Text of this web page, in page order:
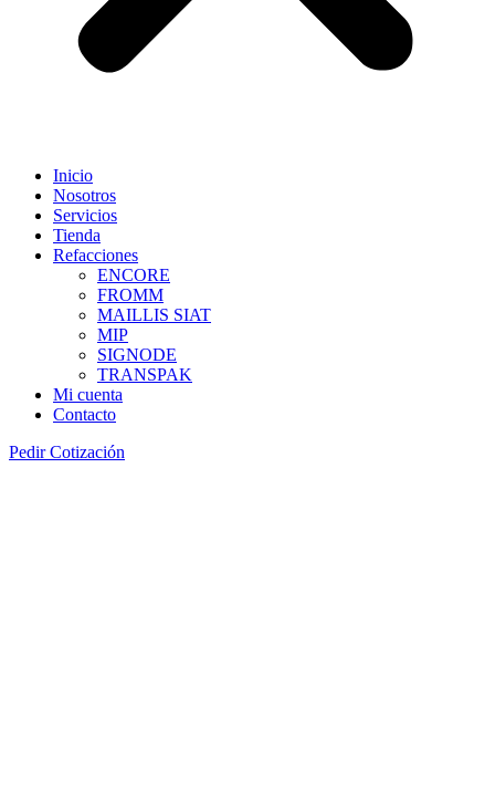
Inicio
Nosotros
Servicios
Tienda
Refacciones
ENCORE
FROMM
MAILLIS SIAT
MIP
SIGNODE
TRANSPAK
Mi cuenta
Contacto
Pedir Cotización